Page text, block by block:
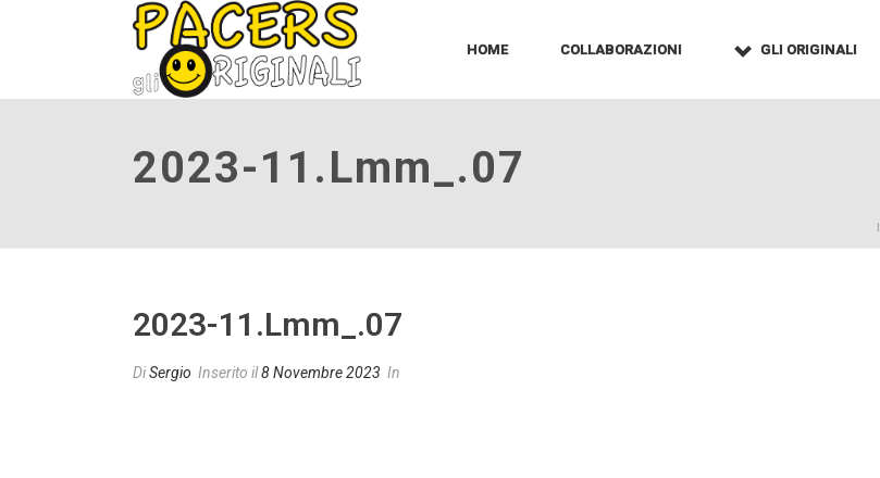
HOME COLLABORAZIONI GLI ORIGINALI
2023-11.lmm_.07
2023-11.lmm_.07
DiSergio Inserito il8 Novembre 2023 In